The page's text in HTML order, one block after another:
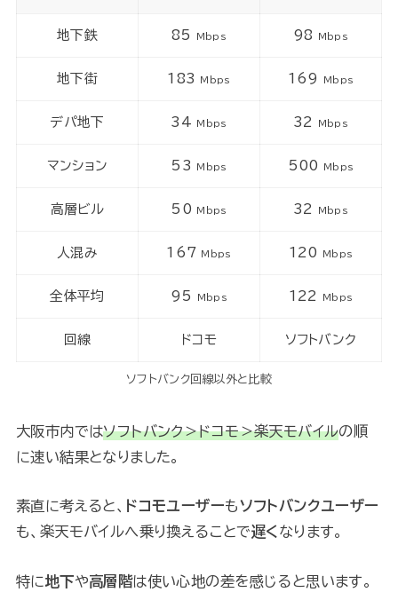
地下鉄 85 Mbps 98 Mbps
地下街 183 Mbps 169 Mbps
デパ地下 34 Mbps 32 Mbps
マンション 53 Mbps 500 Mbps
高層ビル 50 Mbps 32 Mbps
人混み 167 Mbps 120 Mbps
全体平均 95 Mbps 122 Mbps
回線 ドコモ ソフトバンク
ソフトバンク回線以外と比較
大阪市内ではソフトバンク＞ドコモ＞楽天モバイルの順
に速い結果となりました。
素直に考えると、 ドコモユーザーもソフトバンクユーザー
も、楽天モバイルへ乗り換えることで遅く なります。
特に地下や高層階は使い心地の差を感じると思います。